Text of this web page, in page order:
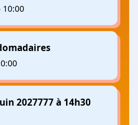
2027777 à 14h30